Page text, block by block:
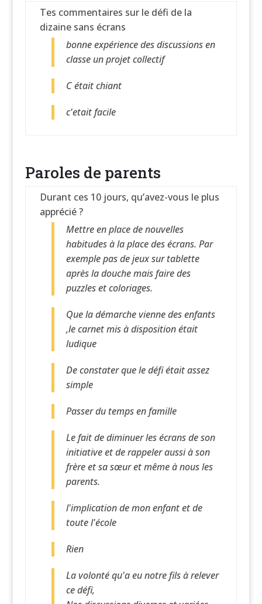
Tes commentaires sur le défi de la
dizaine sans écrans
bonne expérience des discussions en
classe un projet collectif
C était chiant
c'etait facile
Paroles de parents
Durant ces 10 jours, qu’avez-vous le plus
apprécié ?
Mettre en place de nouvelles
habitudes à la place des écrans. Par
exemple pas de jeux sur tablette
après la douche mais faire des
puzzles et coloriages.
Que la démarche vienne des enfants
,le carnet mis à disposition était
ludique
De constater que le défi était assez
simple
Passer du temps en famille
Le fait de diminuer les écrans de son
initiative et de rappeler aussi à son
frère et sa sœur et même à nous les
parents.
l'implication de mon enfant et de
toute l'école
Rien
La volonté qu'a eu notre fils à relever
ce défi,